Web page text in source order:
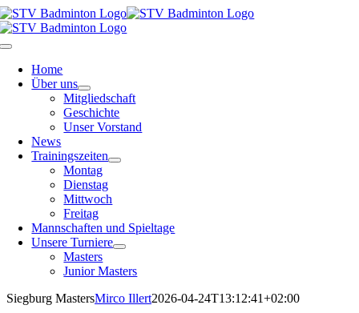
Zum
Inhalt
springen
Toggle
NavigationHome
Über uns
Mitgliedschaft
Geschichte
Unser Vorstand
News
Trainingszeiten
Montag
Dienstag
Mittwoch
Freitag
Mannschaften und Spieltage
Unsere Turniere
Masters
Junior Masters
Siegburg MastersMirco Illert2026-04-24T13:12:41+02:00